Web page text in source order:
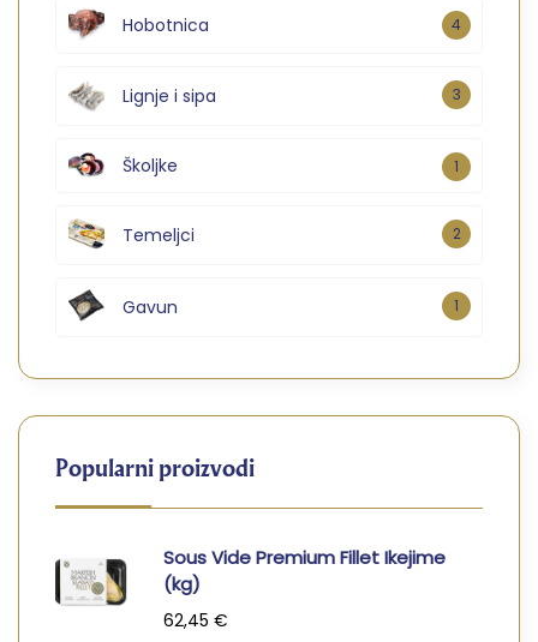
Hobotnica 4
Lignje i sipa 3
Školjke 1
Temeljci 2
Gavun 1
Popularni proizvodi
Sous Vide Premium Fillet Ikejime
(kg)
62,45 €